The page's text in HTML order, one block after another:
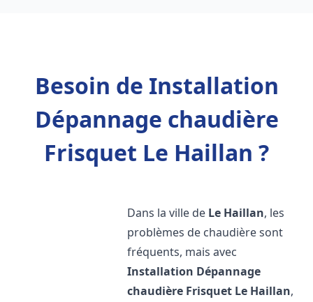
Besoin de Installation
Dépannage chaudière
Frisquet Le Haillan ?
Dans la ville de Le Haillan, les
problèmes de chaudière sont
fréquents, mais avec
Installation Dépannage
chaudière Frisquet Le Haillan,